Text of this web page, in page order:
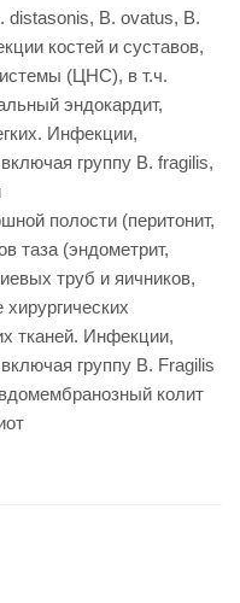
distasonis, В. ovatus, В.
костей и суставов,
(ЦНС), в т.ч.
эндокардит,
Инфекции,
группу В. fragilis,
полости (перитонит,
таза (эндометрит,
труб и яичников,
тканей. Инфекции,
группу В. Fragilis
колит